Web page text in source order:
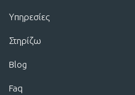
Υπηρεσίες
Στηρίζω
Blog
Faq